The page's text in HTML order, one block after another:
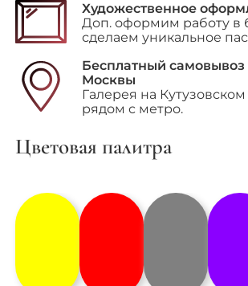
Художественное
Доп. оформим работу в
сделаем уникальное
Бесплатный самовывоз
Москвы
Галерея на
рядом с метро.
Цветовая палитра